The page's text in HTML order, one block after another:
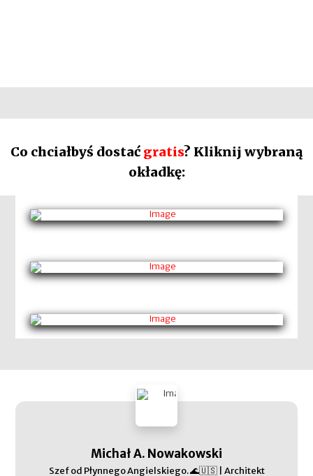
Co chciałbyś dostać gratis? Kliknij wybraną
okładkę:
Michał A. Nowakowski
Szef od Płynnego Angielskiego. 🌊🇺🇸 | Architekt